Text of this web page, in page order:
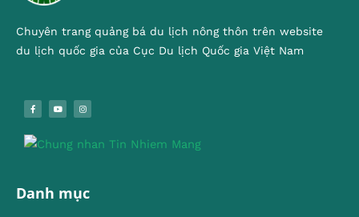
Chuyên trang quảng bá du lịch nông thôn trên website
du lịch quốc gia của Cục Du lịch Quốc gia Việt Nam
Danh mục